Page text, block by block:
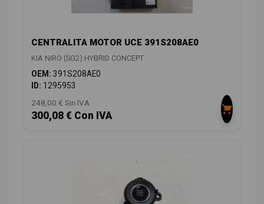
CENTRALITA MOTOR UCE 391S208AE0
KIA NIRO (SG2) HYBRID CONCEPT
OEM: 391S208AE0
ID: 1295953
248,00 € Sin IVA
300,08 € Con IVA